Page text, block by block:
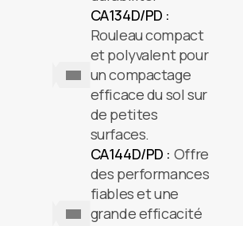
CA134D/PD :
Rouleau compact
et polyvalent pour
un compactage
efficace du sol sur
de petites
surfaces.
CA144D/PD : Offre
des performances
fiables et une
grande efficacité